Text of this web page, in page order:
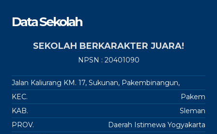
Data Sekolah
SEKOLAH BERKARAKTER JUARA!
NPSN : 20401090
Jalan Kaliurang KM. 17, Sukunan, Pakembinangun,
KEC.
Pakem
KAB.
Sleman
PROV.
Daerah Istimewa Yogyakarta